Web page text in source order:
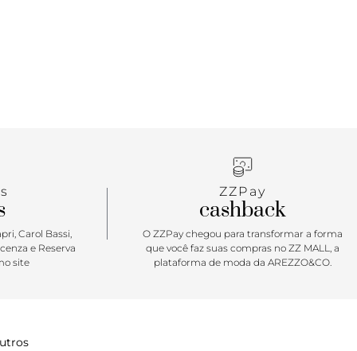
Carol Bassi,
e Reserva
site
ZZPay
cashback
O ZZPay chegou para transformar a forma
que você faz suas compras no ZZ MALL, a
plataforma de moda da AREZZO&CO.